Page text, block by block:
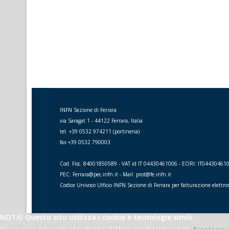
INFN Sezione di Ferrara
via Saragat 1 - 44122 Ferrara, Italia
tel. +39 0532 974211 (portineria)
fax +39 0532 790003
Cod. Fisc. 84001850589 - VAT id IT 04430461006 - EORI:
PEC: Ferrara@pec.infn.it - Mail: prot@fe.infn.it
Codice Univoco Ufficio INFN Sezione di Ferrara per fatturazione
NOTA! Questo sito utilizza i cookie e tecnologie simili.